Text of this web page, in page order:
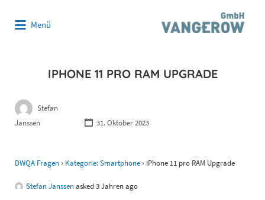
Menü
IPHONE 11 PRO RAM UPGRADE
Stefan
Janssen
31. Oktober 2023
DWQA Fragen › Kategorie: Smartphone › iPhone 11 pro RAM Upgrade
Stefan Janssenasked 3 Jahren ago